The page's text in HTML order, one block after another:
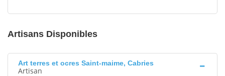
Artisans Disponibles
Art terres et ocres Saint-maime, Cabries
Artisan